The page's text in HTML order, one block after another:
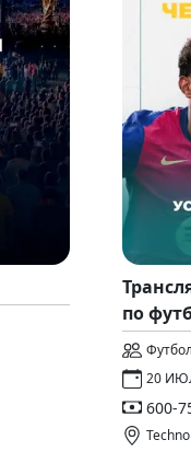
по
Футбол
20
600-